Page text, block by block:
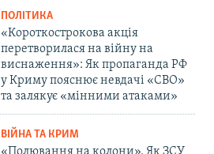
ПОЛІТИКА
«Короткострокова акція
перетворилася на війну на
виснаження»: Як пропаганда РФ
у Криму пояснює невдачі «СВО»
та залякує «мінними атаками»
ВІЙНА ТА КРИМ
«Полювання на колони». Як ЗСУ